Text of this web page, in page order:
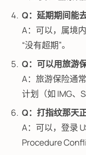
Q：延期期间能
A：可以，属境
“没有超期”。
Q：可以用旅游
A：旅游保险通
计划（如 IMG、
Q：打指纹那天
A：可以，登录
Procedure